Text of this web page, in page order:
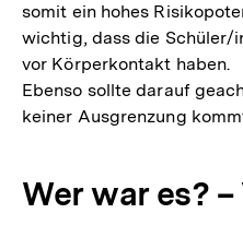
somit ein hohes
wichtig, dass die Schüler/
vor Körperkontakt haben.
Ebenso sollte darauf
keiner Ausgrenzung
Wer war es? –